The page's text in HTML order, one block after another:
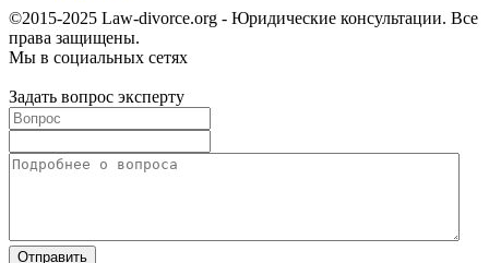
©2015-2025 Law-divorce.org - Юридические консультации. Все
права защищены.
Мы в социальных сетях
Задать вопрос эксперту